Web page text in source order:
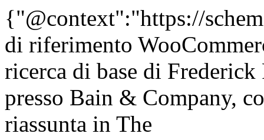
{"@context":"https://
di riferimento
ricerca di base di
presso Bain & Company,
riassunta in The